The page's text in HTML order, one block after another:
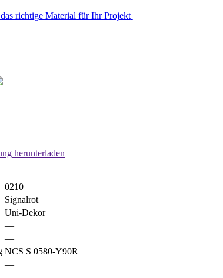
richtige Material für Ihr Projekt
herunterladen
0210
Signalrot
Uni-Dekor
—
—
NCS S 0580-Y90R
—